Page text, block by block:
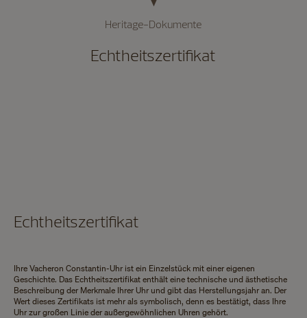
Heritage-Dokumente
Echtheitszertifikat
Echtheitszertifikat
Ihre Vacheron Constantin-Uhr ist ein Einzelstück mit einer eigenen
Geschichte. Das Echtheitszertifikat enthält eine technische und ästhetische
Beschreibung der Merkmale Ihrer Uhr und gibt das Herstellungsjahr an. Der
Wert dieses Zertifikats ist mehr als symbolisch, denn es bestätigt, dass Ihre
Uhr zur großen Linie der außergewöhnlichen Uhren gehört.